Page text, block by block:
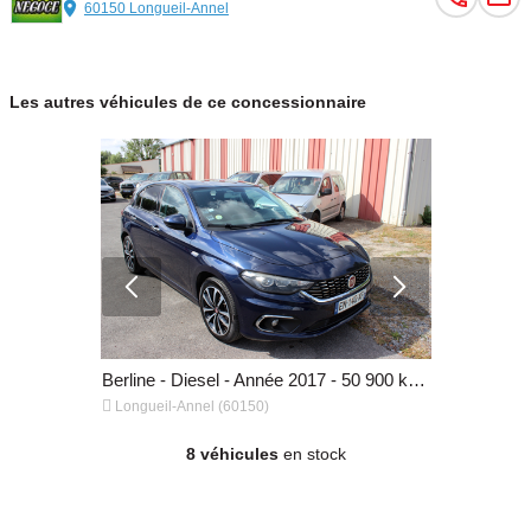
60150 Longueil-Annel
Les autres véhicules de ce concessionnaire
Berline - Diesel - Année 2017 - 50 900 km, 10 990 €
 Longueil-Annel (60150)
8 véhiculesen stock